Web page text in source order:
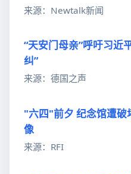
来源：Newtalk新闻
“天安门母亲”呼吁习近
纠”
来源：德国之声
"六四"前夕 纪念馆遭破
像
来源：RFI